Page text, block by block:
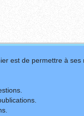
est de permettre à